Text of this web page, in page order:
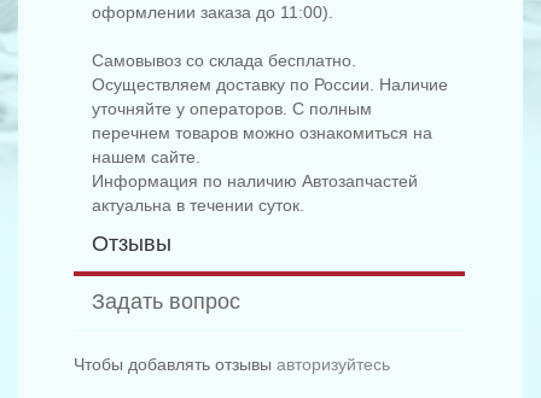
оформлении заказа до 11:00).
Самовывоз со склада бесплатно.
Осуществляем доставку по России. Наличие
уточняйте у операторов. С полным
перечнем товаров можно ознакомиться на
нашем сайте.
Информация по наличию Автозапчастей
актуальна в течении суток.
Отзывы
Задать вопрос
Чтобы добавлять отзывы авторизуйтесь